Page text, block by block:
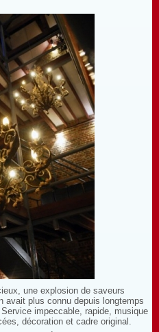
une explosion de saveurs
avait plus connu depuis longtemps
impeccable, rapide, musique
décoration et cadre original.